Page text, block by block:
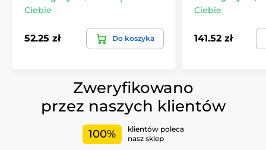
Ciebie
52.25 zł Do koszyka
Ciebie
141.52 zł
Zweryfikowano
przez naszych klientów
100%
klientów poleca
nasz sklep